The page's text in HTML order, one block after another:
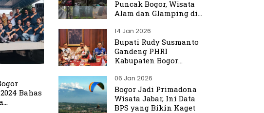
Bahas
Puncak Bogor, Wisata
Alam dan Glamping di
14 Jan 2026
Bupati Rudy Susmanto
Gandeng PHRI
Kabupaten Bogor
Sektor Pariwisata
06 Jan 2026
Bogor Jadi Primadona
Wisata Jabar, Ini Data
BPS yang Bikin Kaget